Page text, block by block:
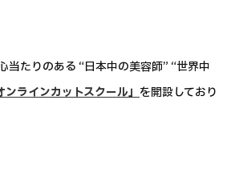
当たりのある “日本中の美容師” “世界中
ンラインカットスクール」 を開設しており